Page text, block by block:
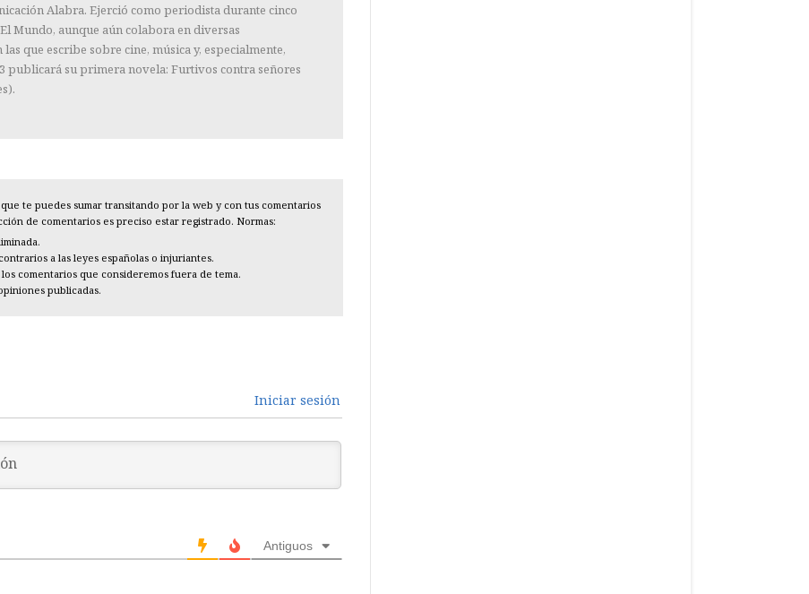
Alabra. Ejerció como periodista durante cinco
Mundo, aunque aún colabora en diversas
que escribe sobre cine, música y, especialmente,
publicará su primera novela: Furtivos contra señores
te puedes sumar transitando por la web y con tus comentarios
de comentarios es preciso estar registrado. Normas:
a las leyes españolas o injuriantes.
comentarios que consideremos fuera de tema.
publicadas.
Iniciar sesión
Antiguos